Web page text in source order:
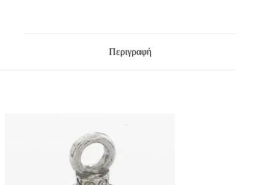
Περιγραφή